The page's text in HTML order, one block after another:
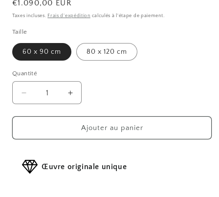
Prix
habituel
€1.090,00 EUR
Taxes incluses. Frais d'expédition calculés à l'étape de paiement.
Taille
60 x 90 cm 80 x 120 cm
Quantité
Réduire
la
quantité
Gabrielle
shadow
n°1
Augmenter
la
quantité
Gabrielle
n°1
Ajouter au panier
Œuvre originale unique